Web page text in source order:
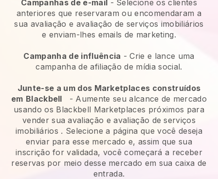
Campanhas de e-mail - Selecione os clientes
anteriores que reservaram ou encomendaram a
sua avaliação e avaliação de serviços imobiliários
e enviam-lhes emails de marketing.
Campanha de influência - Crie e lance uma
campanha de afiliação de mídia social.
Junte-se a um dos Marketplaces construídos
em Blackbell - Aumente seu alcance de mercado
usando os Blackbell Marketplaces próximos para
vender sua avaliação e avaliação de serviços
imobiliários . Selecione a página que você deseja
enviar para esse mercado e, assim que sua
inscrição for validada, você começará a receber
reservas por meio desse mercado em sua caixa de
entrada.